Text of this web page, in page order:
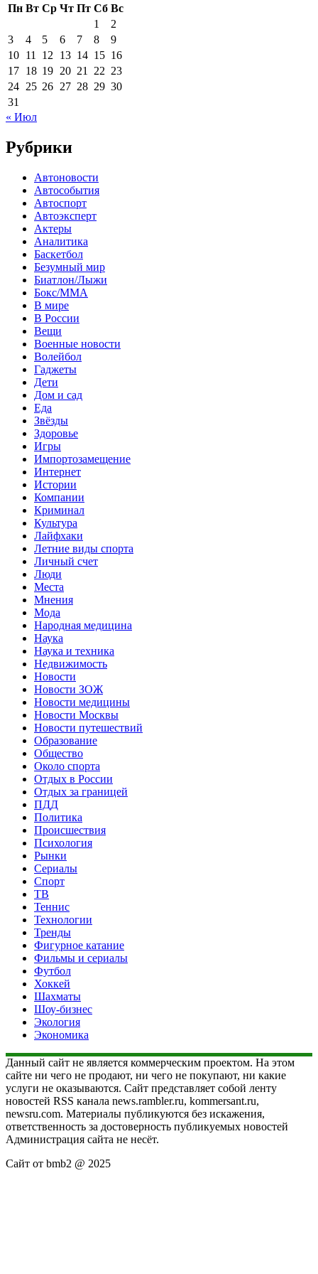
Пн Вт Ср Чт Пт Сб Вс
1
2
3
4 5 6 7 8
9
10 11 12 13 14 15 16
17 18 19 20 21 22 23
24 25 26 27 28 29 30
31
« Июл
Рубрики
Автоновости
Автособытия
Автоспорт
Автоэксперт
Актеры
Аналитика
Баскетбол
Безумный мир
Биатлон/Лыжи
Бокс/MMA
В мире
В России
Вещи
Военные новости
Волейбол
Гаджеты
Дети
Дом и сад
Еда
Звёзды
Здоровье
Игры
Импортозамещение
Интернет
Истории
Компании
Криминал
Культура
Лайфхаки
Летние виды спорта
Личный счет
Люди
Места
Мнения
Мода
Народная медицина
Наука
Наука и техника
Недвижимость
Новости
Новости ЗОЖ
Новости медицины
Новости Москвы
Новости путешествий
Образование
Общество
Около спорта
Отдых в России
Отдых за границей
ПДД
Политика
Происшествия
Психология
Рынки
Сериалы
Спорт
ТВ
Теннис
Технологии
Тренды
Фигурное катание
Фильмы и сериалы
Футбол
Хоккей
Шахматы
Шоу-бизнес
Экология
Экономика
Данный сайт не является коммерческим проектом. На этом
сайте ни чего не продают, ни чего не покупают, ни какие
услуги не оказываются. Сайт представляет собой ленту
новостей RSS канала news.rambler.ru, kommersant.ru,
newsru.com. Материалы публикуются без искажения,
ответственность за достоверность публикуемых новостей
Администрация сайта не несёт.
Сайт от bmb2 @ 2025